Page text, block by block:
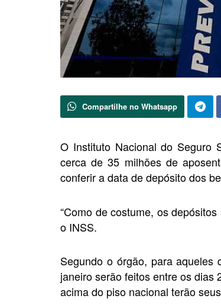
Compartilhe no Whatsapp
O Instituto Nacional do Seguro
cerca de 35 milhões de
conferir a data de depósito dos
“Como de costume, os
o INSS.
Segundo o órgão, para
janeiro serão feitos entre os dias
acima do piso nacional terão